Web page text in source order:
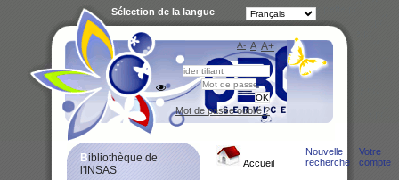
Accueil
Nouvelle
recherche
Votre
compte
Bibliothèque de
l'INSAS
A- A A+
Sélection de la langue
Mot de passe oublié ?